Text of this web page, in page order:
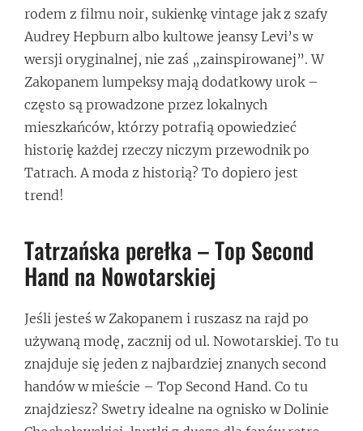
rodem z filmu noir, sukienkę vintage jak z szafy
Audrey Hepburn albo kultowe jeansy Levi’s w
wersji oryginalnej, nie zaś „zainspirowanej”. W
Zakopanem lumpeksy mają dodatkowy urok –
często są prowadzone przez lokalnych
mieszkańców, którzy potrafią opowiedzieć
historię każdej rzeczy niczym przewodnik po
Tatrach. A moda z historią? To dopiero jest
trend!
Tatrzańska perełka – Top Second
Hand na Nowotarskiej
Jeśli jesteś w Zakopanem i ruszasz na rajd po
używaną modę, zacznij od ul. Nowotarskiej. To tu
znajduje się jeden z najbardziej znanych second
handów w mieście – Top Second Hand. Co tu
znajdziesz? Swetry idealne na ognisko w Dolinie